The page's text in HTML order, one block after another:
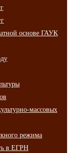
основе ГАУК
массовых
режима
в ЕГРН